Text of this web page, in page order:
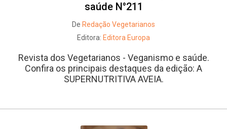
saúde N°211
De Redação Vegetarianos
Editora: Editora Europa
Revista dos Vegetarianos - Veganismo e saúde.
Confira os principais destaques da edição: A
SUPERNUTRITIVA AVEIA.